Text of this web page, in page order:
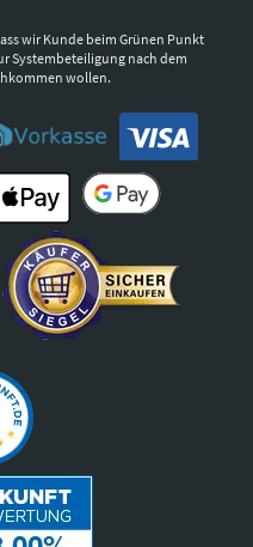
wir Kunde beim Grünen Punkt
Systembeteiligung nach dem
wollen.